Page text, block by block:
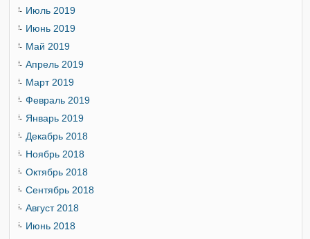
Июль 2019
Июнь 2019
Май 2019
Апрель 2019
Март 2019
Февраль 2019
Январь 2019
Декабрь 2018
Ноябрь 2018
Октябрь 2018
Сентябрь 2018
Август 2018
Июнь 2018